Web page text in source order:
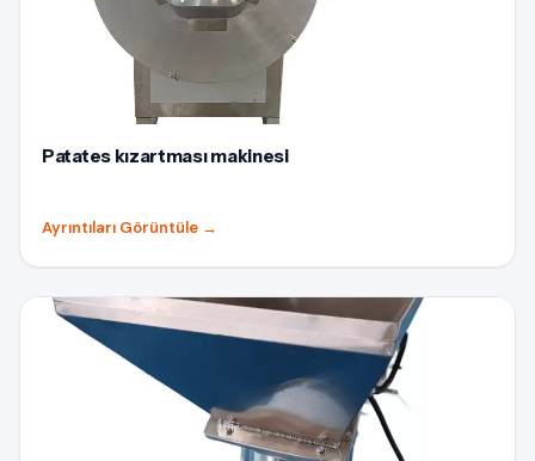
Patates kızartması makinesi
Ayrıntıları Görüntüle →